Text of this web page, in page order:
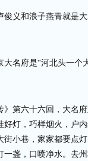
义和浪子燕青就是大
大名府是“河北头一个
》第六十六回，大名
好灯，巧样烟火，户
街小巷，家家都要点
一盏，口喷净水。去